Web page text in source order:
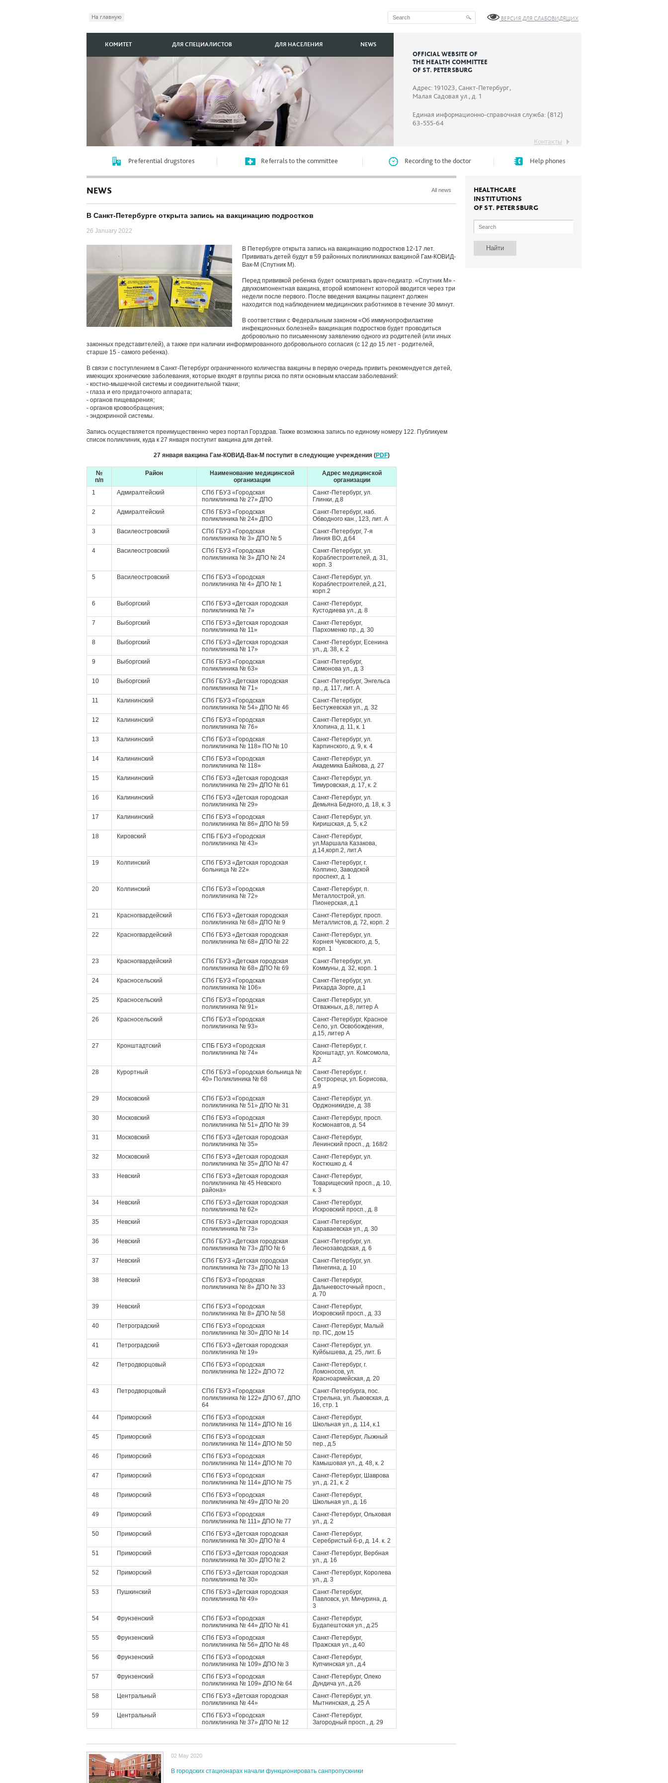
На главную ВЕРСИЯ ДЛЯ СЛАБОВИДЯЩИХ
OFFICIAL WEBSITE OF
THE HEALTH COMMITTEE
OF ST. PETERSBURG
Адрес: 191023, Санкт-Петербург,
Малая Садовая ул., д. 1
Единая информационно-справочная служба: (812)
63-555-64
Контакты
КОМИТЕТ ДЛЯ СПЕЦИАЛИСТОВ ДЛЯ НАСЕЛЕНИЯ NEWS
Preferential drugstores Referrals to the committee Recording to the doctor Help phones
HEALTHCARE
INSTITUTIONS
OF ST. PETERSBURG
NEWS All news
В Санкт-Петербурге открыта запись на вакцинацию подростков
26 January 2022
В Петербурге открыта запись на вакцинацию подростков 12-17 лет.
Прививать детей будут в 59 районных поликлиниках вакциной Гам-КОВИД-
Вак-М (Спутник М).
Перед прививкой ребенка будет осматривать врач-педиатр. «Спутник М» -
двухкомпонентная вакцина, второй компонент которой вводится через три
недели после первого. После введения вакцины пациент должен
находится под наблюдением медицинских работников в течение 30 минут.
В соответствии с Федеральным законом «Об иммунопрофилактике
инфекционных болезней» вакцинация подростков будет проводиться
добровольно по письменному заявлению одного из родителей (или иных
законных представителей), а также при наличии информированного добровольного согласия (с 12 до 15 лет - родителей,
старше 15 - самого ребенка).
В связи с поступлением в Санкт-Петербург ограниченного количества вакцины в первую очередь привить рекомендуется детей,
имеющих хронические заболевания, которые входят в группы риска по пяти основным классам заболеваний:
- костно-мышечной системы и соединительной ткани;
- глаза и его придаточного аппарата;
- органов пищеварения;
- органов кровообращения;
- эндокринной системы.
Запись осуществляется преимущественно через портал Горздрав. Также возможна запись по единому номеру 122. Публикуем
список поликлиник, куда к 27 января поступит вакцина для детей.
27 января вакцина Гам-КОВИД-Вак-М поступит в следующие учреждения (PDF)
№
п/п
Район
Наименование медицинской
организации
Адрес медицинской
организации
1
Адмиралтейский
СПб ГБУЗ «Городская
поликлиника № 27» ДПО
Санкт-Петербург, ул.
Глинки, д.8
2
Адмиралтейский
СПб ГБУЗ «Городская
поликлиника № 24» ДПО
Санкт-Петербург, наб.
Обводного кан., 123, лит. А
3
Василеостровский
СПб ГБУЗ «Городская
поликлиника № 3» ДПО № 5
Санкт-Петербург, 7-я
Линия ВО, д.64
4
Василеостровский
СПб ГБУЗ «Городская
поликлиника № 3» ДПО № 24
Санкт-Петербург, ул.
Кораблестроителей, д. 31,
корп. 3
5
Василеостровский
СПб ГБУЗ «Городская
поликлиника № 4» ДПО № 1
Санкт-Петербург, ул.
Кораблестроителей, д.21,
корп.2
6
Выборгский
СПб ГБУЗ «Детская городская
поликлиника № 7»
Санкт-Петербург,
Кустодиева ул., д. 8
7
Выборгский
СПб ГБУЗ «Детская городская
поликлиника № 11»
Санкт-Петербург,
Пархоменко пр., д. 30
8
Выборгский
СПб ГБУЗ «Детская городская
поликлиника № 17»
Санкт-Петербург, Есенина
ул., д. 38, к. 2
9
Выборгский
СПб ГБУЗ «Городская
поликлиника № 63»
Санкт-Петербург,
Симонова ул., д. 3
10
Выборгский
СПб ГБУЗ «Детская городская
поликлиника № 71»
Санкт-Петербург, Энгельса
пр., д. 117, лит. А
11
Калининский
СПб ГБУЗ «Городская
поликлиника № 54» ДПО № 46
Санкт-Петербург,
Бестужевская ул., д. 32
12
Калининский
СПб ГБУЗ «Городская
поликлиника № 76»
Санкт-Петербург, ул.
Хлопина, д. 11, к. 1
13
Калининский
СПб ГБУЗ «Городская
поликлиника № 118» ПО № 10
Санкт-Петербург, ул.
Карпинского, д. 9, к. 4
14
Калининский
СПб ГБУЗ «Городская
поликлиника № 118»
Санкт-Петербург, ул.
Академика Байкова, д. 27
15
Калининский
СПб ГБУЗ «Детская городская
поликлиника № 29» ДПО № 61
Санкт-Петербург, ул.
Тимуровская, д. 17, к. 2
16
Калининский
СПб ГБУЗ «Детская городская
поликлиника № 29»
Санкт-Петербург, ул.
Демьяна Бедного, д. 18, к. 3
17
Калининский
СПб ГБУЗ «Городская
поликлиника № 86» ДПО № 59
Санкт-Петербург, ул.
Киришская, д. 5, к.2
18
Кировский
СПБ ГБУЗ «Городская
поликлиника № 43»
Санкт-Петербург,
ул.Маршала Казакова,
д.14,корп.2, лит.А
19
Колпинский
СПб ГБУЗ «Детская городская
больница № 22»
Санкт-Петербург, г.
Колпино, Заводской
проспект, д. 1
20
Колпинский
СПб ГБУЗ «Городская
поликлиника № 72»
Санкт-Петербург, п.
Металлострой, ул.
Пионерская, д.1
21
Красногвардейский
СПб ГБУЗ «Детская городская
поликлиника № 68» ДПО № 9
Санкт-Петербург, просп.
Металлистов, д. 72, корп. 2
22
Красногвардейский
СПб ГБУЗ «Детская городская
поликлиника № 68» ДПО № 22
Санкт-Петербург, ул.
Корнея Чуковского, д. 5,
корп. 1
23
Красногвардейский
СПб ГБУЗ «Детская городская
поликлиника № 68» ДПО № 69
Санкт-Петербург, ул.
Коммуны, д. 32, корп. 1
24
Красносельский
СПб ГБУЗ «Городская
поликлиника № 106»
Санкт-Петербург, ул.
Рихарда Зорге, д.1
25
Красносельский
СПб ГБУЗ «Городская
поликлиника № 91»
Санкт-Петербург, ул.
Отважных, д.8, литер А
26
Красносельский
СПб ГБУЗ «Городская
поликлиника № 93»
Санкт-Петербург, Красное
Село, ул. Освобождения,
д.15, литер А
27
Кронштадтский
СПБ ГБУЗ «Городская
поликлиника № 74»
Санкт-Петербург, г.
Кронштадт, ул. Комсомола,
д.2
28
Курортный
СПб ГБУЗ «Городская больница №
40» Поликлиника № 68
Санкт-Петербург, г.
Сестрорецк, ул. Борисова,
д.9
29
Московский
СПб ГБУЗ «Городская
поликлиника № 51» ДПО № 31
Санкт-Петербург, ул.
Орджоникидзе, д. 38
30
Московский
СПб ГБУЗ «Городская
поликлиника № 51» ДПО № 39
Санкт-Петербург, просп.
Космонавтов, д. 54
31
Московский
СПб ГБУЗ «Детская городская
поликлиника № 35»
Санкт-Петербург,
Ленинский просп., д. 168/2
32
Московский
СПб ГБУЗ «Детская городская
поликлиника № 35» ДПО № 47
Санкт-Петербург, ул.
Костюшко д. 4
33
Невский
СПб ГБУЗ «Детская городская
поликлиника № 45 Невского
района»
Санкт-Петербург,
Товарищеский просп., д. 10,
к. 3
34
Невский
СПб ГБУЗ «Детская городская
поликлиника № 62»
Санкт-Петербург,
Искровский просп., д. 8
35
Невский
СПб ГБУЗ «Детская городская
поликлиника № 73»
Санкт-Петербург,
Караваевская ул., д. 30
36
Невский
СПб ГБУЗ «Детская городская
поликлиника № 73» ДПО № 6
Санкт-Петербург, ул.
Леснозаводская, д. 6
37
Невский
СПб ГБУЗ «Детская городская
поликлиника № 73» ДПО № 13
Санкт-Петербург, ул.
Пинегина, д. 10
38
Невский
СПб ГБУЗ «Городская
поликлиника № 8» ДПО № 33
Санкт-Петербург,
Дальневосточный просп.,
д. 70
39
Невский
СПб ГБУЗ «Городская
поликлиника № 8» ДПО № 58
Санкт-Петербург,
Искровский просп., д. 33
40
Петроградский
СПб ГБУЗ «Городская
поликлиника № 30» ДПО № 14
Санкт-Петербург, Малый
пр. ПС, дом 15
41
Петроградский
СПб ГБУЗ «Детская городская
поликлиника № 19»
Санкт-Петербург, ул.
Куйбышева, д. 25, лит. Б
42
Петродворцовый
СПб ГБУЗ «Городская
поликлиника № 122» ДПО 72
Санкт-Петербург, г.
Ломоносов, ул.
Красноармейская, д. 20
43
Петродворцовый
СПб ГБУЗ «Городская
поликлиника № 122» ДПО 67, ДПО
64
Санкт-Петербурга, пос.
Стрельна, ул. Львовская, д.
16, стр. 1
44
Приморский
СПб ГБУЗ «Городская
поликлиника № 114» ДПО № 16
Санкт-Петербург,
Школьная ул., д. 114, к.1
45
Приморский
СПб ГБУЗ «Городская
поликлиника № 114» ДПО № 50
Санкт-Петербург, Лыжный
пер., д.5
46
Приморский
СПб ГБУЗ «Городская
поликлиника № 114» ДПО № 70
Санкт-Петербург,
Камышовая ул., д. 48, к. 2
47
Приморский
СПб ГБУЗ «Городская
поликлиника № 114» ДПО № 75
Санкт-Петербург, Шаврова
ул., д. 21, к. 2
48
Приморский
СПб ГБУЗ «Городская
поликлиника № 49» ДПО № 20
Санкт-Петербург,
Школьная ул., д. 16
49
Приморский
СПб ГБУЗ «Городская
поликлиника № 111» ДПО № 77
Санкт-Петербург, Ольховая
ул., д. 2
50
Приморский
СПб ГБУЗ «Детская городская
поликлиника № 30» ДПО № 4
Санкт-Петербург,
Серебристый б-р, д. 14. к. 2
51
Приморский
СПб ГБУЗ «Детская городская
поликлиника № 30» ДПО № 2
Санкт-Петербург, Вербная
ул., д. 16
52
Приморский
СПб ГБУЗ «Детская городская
поликлиника № 30»
Санкт-Петербург, Королева
ул., д. 3
53
Пушкинский
СПб ГБУЗ «Детская городская
поликлиника № 49»
Санкт-Петербург,
Павловск, ул. Мичурина, д.
3
54
Фрунзенский
СПб ГБУЗ «Городская
поликлиника № 44» ДПО № 41
Санкт-Петербург,
Будапештская ул., д.25
55
Фрунзенский
СПб ГБУЗ «Городская
поликлиника № 56» ДПО № 48
Санкт-Петербург,
Пражская ул., д.40
56
Фрунзенский
СПб ГБУЗ «Городская
поликлиника № 109» ДПО № 3
Санкт-Петербург,
Купчинская ул., д.4
57
Фрунзенский
СПб ГБУЗ «Городская
поликлиника № 109» ДПО № 64
Санкт-Петербург, Олеко
Дундича ул., д.26
58
Центральный
СПб ГБУЗ «Детская городская
поликлиника № 44»
Санкт-Петербург, ул.
Мытнинская, д. 25 А
59
Центральный
СПб ГБУЗ «Городская
поликлиника № 37» ДПО № 12
Санкт-Петербург,
Загородный просп., д. 29
02 May 2020
В городских стационарах начали функционировать санпропускники